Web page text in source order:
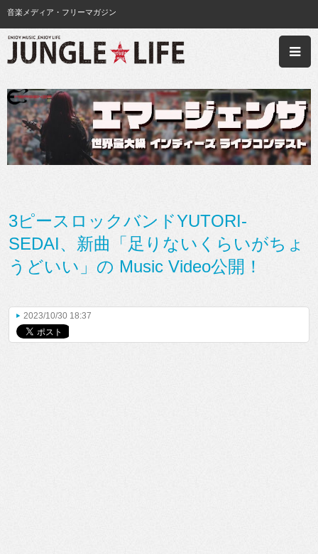
音楽メディア・フリーマガジン
3ピースロックバンドYUTORI-
SEDAI、新曲「足りないくらいがちょ
うどいい」の Music Video公開！
2023/10/30 18:37